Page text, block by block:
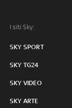
I siti Sky:
SKY SPORT
SKY TG24
SKY VIDEO
SKY ARTE